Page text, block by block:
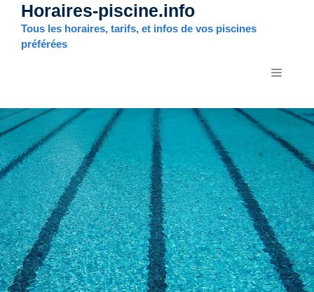
Aller
contenu
Horaires-piscine.info
Tous les horaires, tarifs, et infos de vos piscines
préférées
MENU